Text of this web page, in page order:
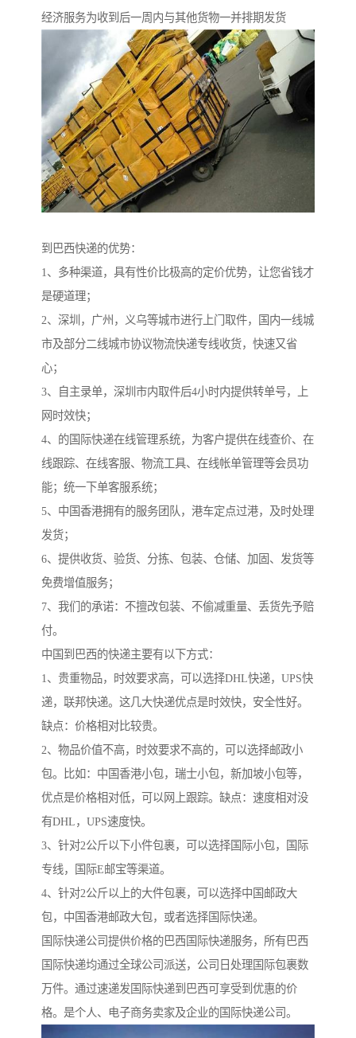
经济服务为收到后一周内与其他货物一并排期发货
到巴西快递的优势：
1、多种渠道，具有性价比极高的定价优势，让您省钱才
是硬道理；
2、深圳，广州，义乌等城市进行上门取件，国内一线城
市及部分二线城市协议物流快递专线收货，快速又省
心；
3、自主录单，深圳市内取件后4小时内提供转单号，上
网时效快；
4、的国际快递在线管理系统，为客户提供在线查价、在
线跟踪、在线客服、物流工具、在线帐单管理等会员功
能；统一下单客服系统；
5、中国香港拥有的服务团队，港车定点过港，及时处理
发货；
6、提供收货、验货、分拣、包装、仓储、加固、发货等
免费增值服务；
7、我们的承诺：不擅改包装、不偷减重量、丢货先予赔
付。
中国到巴西的快递主要有以下方式：
1、贵重物品，时效要求高，可以选择DHL快递，UPS快
递，联邦快递。这几大快递优点是时效快，安全性好。
缺点：价格相对比较贵。
2、物品价值不高，时效要求不高的，可以选择邮政小
包。比如：中国香港小包，瑞士小包，新加坡小包等，
优点是价格相对低，可以网上跟踪。缺点：速度相对没
有DHL，UPS速度快。
3、针对2公斤以下小件包裹，可以选择国际小包，国际
专线，国际E邮宝等渠道。
4、针对2公斤以上的大件包裹，可以选择中国邮政大
包，中国香港邮政大包，或者选择国际快递。
国际快递公司提供价格的巴西国际快递服务，所有巴西
国际快递均通过全球公司派送，公司日处理国际包裹数
万件。通过速递发国际快递到巴西可享受到优惠的价
格。是个人、电子商务卖家及企业的国际快递公司。